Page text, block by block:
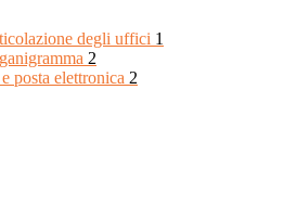
degli uffici 1
2
posta elettronica 2